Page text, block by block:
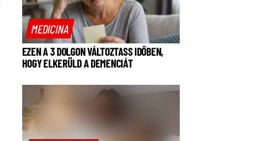
MEDICINA
EZEN A 3 DOLGON VÁLTOZTASS IDŐBEN,
HOGY ELKERÜLD A DEMENCIÁT